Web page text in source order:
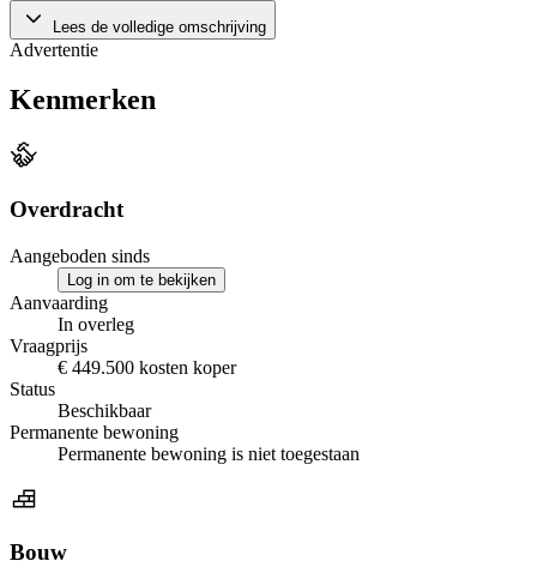
Lees de volledige omschrijving
Advertentie
Kenmerken
Overdracht
Aangeboden sinds
Log in om te bekijken
Aanvaarding
In overleg
Vraagprijs
€ 449.500 kosten koper
Status
Beschikbaar
Permanente bewoning
Permanente bewoning is niet toegestaan
Bouw